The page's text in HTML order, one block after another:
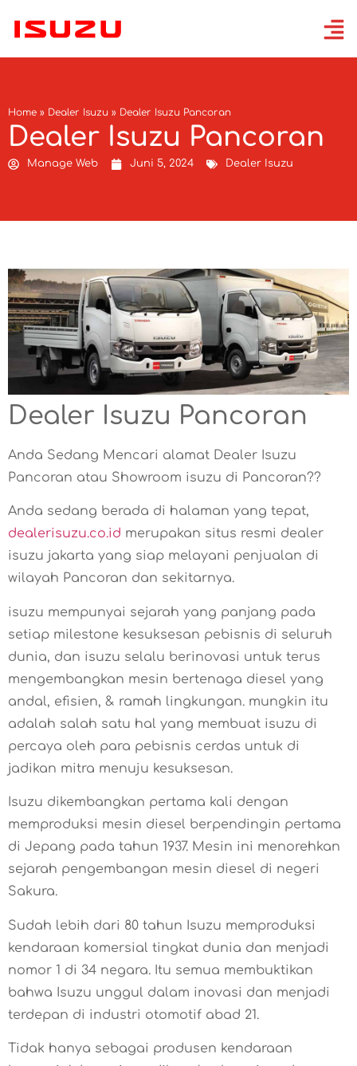
Home » Dealer Isuzu » Dealer Isuzu Pancoran
Dealer Isuzu Pancoran
Manage Web Juni 5, 2024 Dealer Isuzu
Dealer Isuzu Pancoran
Anda Sedang Mencari alamat Dealer Isuzu
Pancoran atau Showroom isuzu di Pancoran??
Anda sedang berada di halaman yang tepat,
dealerisuzu.co.id merupakan situs resmi dealer
isuzu jakarta yang siap melayani penjualan di
wilayah Pancoran dan sekitarnya.
isuzu mempunyai sejarah yang panjang pada
setiap milestone kesuksesan pebisnis di seluruh
dunia, dan isuzu selalu berinovasi untuk terus
mengembangkan mesin bertenaga diesel yang
andal, efisien, & ramah lingkungan. mungkin itu
adalah salah satu hal yang membuat isuzu di
percaya oleh para pebisnis cerdas untuk di
jadikan mitra menuju kesuksesan.
Isuzu dikembangkan pertama kali dengan
memproduksi mesin diesel berpendingin pertama
di Jepang pada tahun 1937. Mesin ini menorehkan
sejarah pengembangan mesin diesel di negeri
Sakura.
Sudah lebih dari 80 tahun Isuzu memproduksi
kendaraan komersial tingkat dunia dan menjadi
nomor 1 di 34 negara. Itu semua membuktikan
bahwa Isuzu unggul dalam inovasi dan menjadi
terdepan di industri otomotif abad 21.
Tidak hanya sebagai produsen kendaraan